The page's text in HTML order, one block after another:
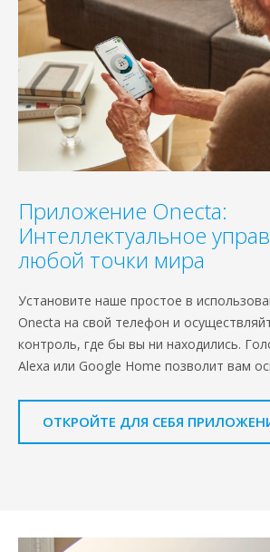
Приложение Onecta:
Интеллектуальное
любой точки мира
Установите наше простое в
Onecta на свой телефон и
контроль, где бы вы ни находились.
Alexa или Google Home позволит вам
ОТКРОЙТЕ ДЛЯ СЕБЯ